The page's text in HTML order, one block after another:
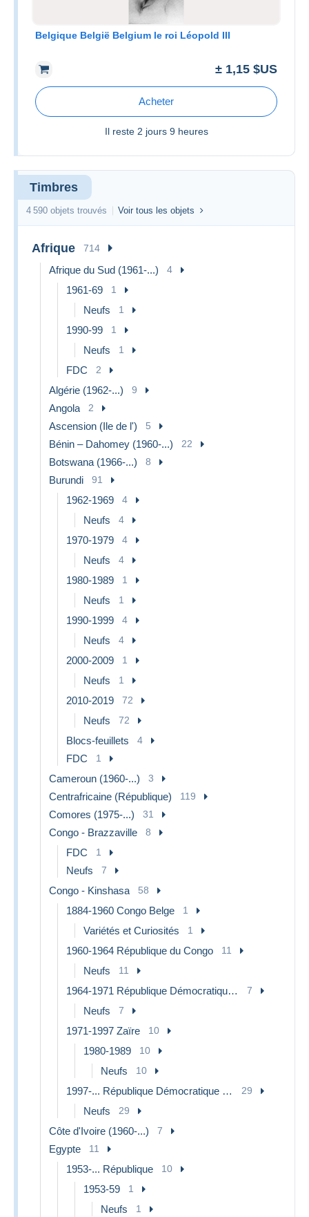
Belgique België Belgium le roi Léopold III
± 1,15 $US
Acheter
Il reste 2 jours 9 heures
Timbres
4 590 objets trouvés Voir tous les objets
Afrique 714
Afrique du Sud (1961-...) 4
1961-69 1
Neufs 1
1990-99 1
Neufs 1
FDC 2
Algérie (1962-...) 9
Angola 2
Ascension (Ile de l') 5
Bénin – Dahomey (1960-...) 22
Botswana (1966-...) 8
Burundi 91
1962-1969 4
Neufs 4
1970-1979 4
Neufs 4
1980-1989 1
Neufs 1
1990-1999 4
Neufs 4
2000-2009 1
Neufs 1
2010-2019 72
Neufs 72
Blocs-feuillets 4
FDC 1
Cameroun (1960-...) 3
Centrafricaine (République) 119
Comores (1975-...) 31
Congo - Brazzaville 8
FDC 1
Neufs 7
Congo - Kinshasa 58
1884-1960 Congo Belge 1
Variétés et Curiosités 1
1960-1964 République du Congo 11
Neufs 11
1964-1971 République Démocratique du Congo 7
Neufs 7
1971-1997 Zaïre 10
1980-1989 10
Neufs 10
1997-... République Démocratique du Congo 29
Neufs 29
Côte d'Ivoire (1960-...) 7
Egypte 11
1953-... République 10
1953-59 1
Neufs 1